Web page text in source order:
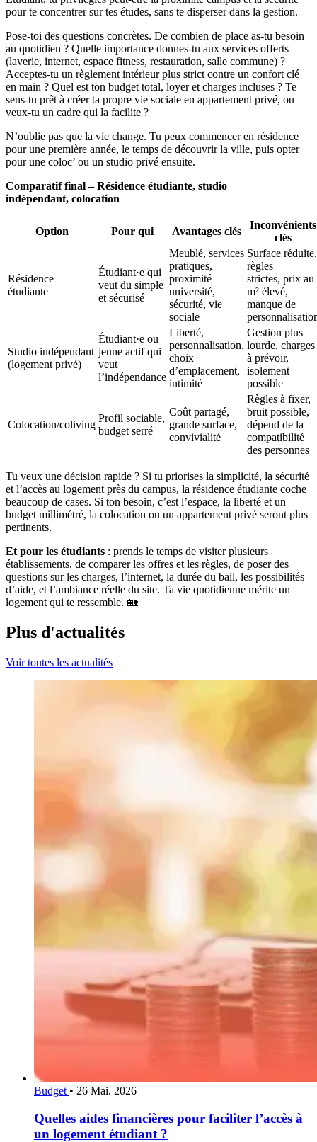
pour te concentrer sur tes études, sans te disperser dans la gestion.
Pose-toi des questions concrètes. De combien de place as-tu besoin
au quotidien ? Quelle importance donnes-tu aux services offerts
(laverie, internet, espace fitness, restauration, salle commune) ?
Acceptes-tu un règlement intérieur plus strict contre un confort clé
en main ? Quel est ton budget total, loyer et charges incluses ? Te
sens-tu prêt à créer ta propre vie sociale en appartement privé, ou
veux-tu un cadre qui la facilite ?
N’oublie pas que la vie change. Tu peux commencer en résidence
pour une première année, le temps de découvrir la ville, puis opter
pour une coloc’ ou un studio privé ensuite.
Comparatif final – Résidence étudiante, studio
indépendant, colocation
Option Pour qui Avantages clés
Inconvénients
clés
Résidence
étudiante
Étudiant·e qui
veut du simple
et sécurisé
Meublé, services
pratiques,
proximité
université,
sécurité, vie
sociale
Surface réduite,
règles
strictes, prix au
m² élevé,
manque de
Studio indépendant
(logement privé)
Étudiant·e ou
jeune actif qui
veut
l’indépendance
Liberté,
personnalisation,
choix
d’emplacement,
intimité
Gestion plus
lourde, charges
à prévoir,
isolement
possible
Colocation/coliving
Profil sociable,
budget serré
Coût partagé,
grande surface,
convivialité
Règles à fixer,
bruit possible,
dépend de la
compatibilité
des personnes
Tu veux une décision rapide ? Si tu priorises la simplicité, la sécurité
et l’accès au logement près du campus, la résidence étudiante coche
beaucoup de cases. Si ton besoin, c’est l’espace, la liberté et un
budget millimétré, la colocation ou un appartement privé seront plus
pertinents.
Et pour les étudiants : prends le temps de visiter plusieurs
établissements, de comparer les offres et les règles, de poser des
questions sur les charges, l’internet, la durée du bail, les possibilités
d’aide, et l’ambiance réelle du site. Ta vie quotidienne mérite un
logement qui te ressemble. 🏡
Plus d'actualités
Voir toutes les actualités
Budget • 26 Mai. 2026
Quelles aides financières pour faciliter l’accès à
un logement étudiant ?